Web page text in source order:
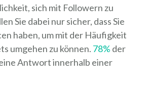
sich mit Followern zu
Sie dabei nur sicher, dass Sie
haben, um mit der Häufigkeit
umgehen zu können. 78% der
Antwort innerhalb einer